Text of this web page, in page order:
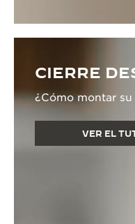
CIERRE
¿Cómo montar
VER EL